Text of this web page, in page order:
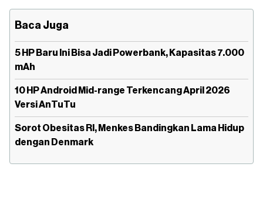
Baca Juga
5 HP Baru Ini Bisa Jadi Powerbank, Kapasitas 7.000
mAh
10 HP Android Mid-range Terkencang April 2026
Versi AnTuTu
Sorot Obesitas RI, Menkes Bandingkan Lama Hidup
dengan Denmark